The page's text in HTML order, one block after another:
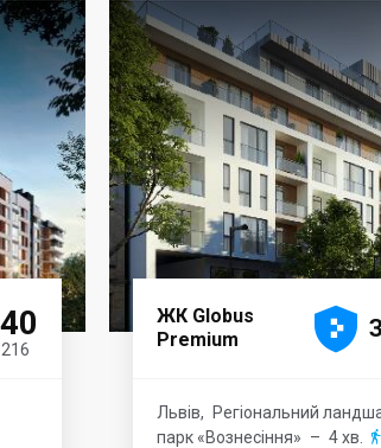
ЖК Globus
Premium





Львів,
Регіональний
парк «Вознесіння» – 4 хв. 